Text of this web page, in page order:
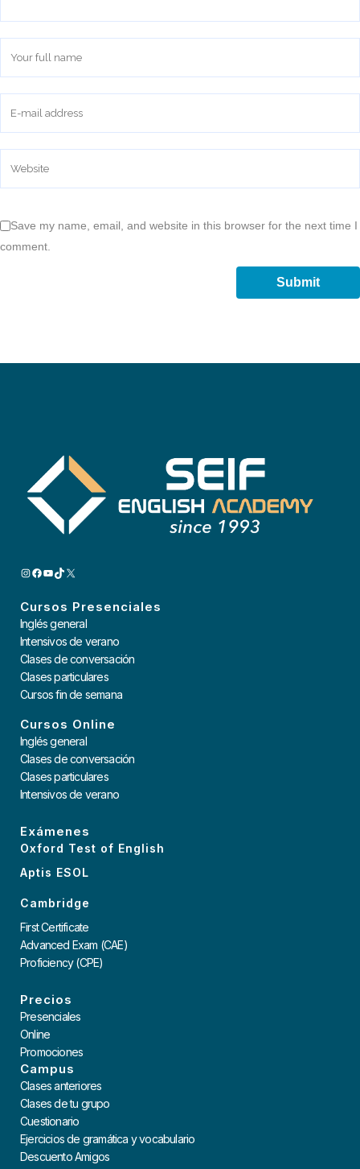
Save my name, email, and website in this browser for the next time I
comment.
INSTAGRAM
FACEBOOK
YOUTUBE
TIKTOK
X
Cursos Presenciales
Inglés general
Intensivos de verano
Clases de conversación
Clases particulares
Cursos fin de semana
Cursos Online
Inglés general
Clases de conversación
Clases particulares
Intensivos de verano
Exámenes
Oxford Test of English
Aptis ESOL
Cambridge
First Certificate
Advanced Exam (CAE)
Proficiency (CPE)
Precios
Presenciales
Online
Promociones
Campus
Clases anteriores
Clases de tu grupo
Cuestionario
Ejercicios de gramática y vocabulario
Descuento Amigos